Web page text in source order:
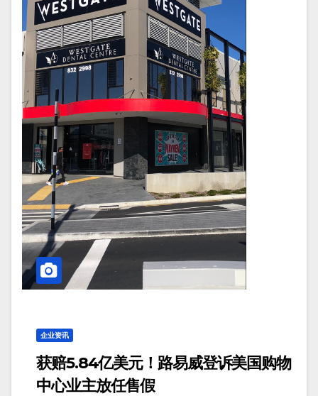
企业资讯
获赔5.84亿美元！路易威登诉美国购物
中心业主放任售假